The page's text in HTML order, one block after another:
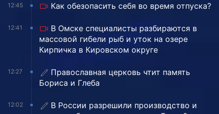
12:45 Как обезопасить себя во время отпуска?
12:41
В Омске специалисты разбираются в
массовой гибели рыб и уток на озере
Кирпичка в Кировском округе
12:27
Православная церковь чтит память
Бориса и Глеба
12:02
В России разрешили производство и